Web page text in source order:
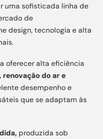
uma sofisticada linha de
de
design, tecnologia e alta
oferecer alta eficiência
renovação do ar e
desempenho e
que se adaptam às
produzida sob